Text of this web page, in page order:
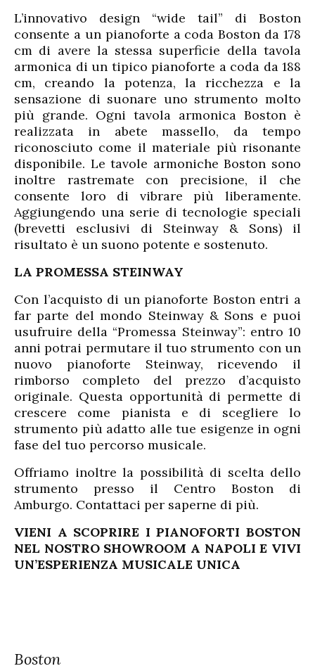
L’innovativo design “wide tail” di Boston
consente a un pianoforte a coda Boston da 178
cm di avere la stessa superficie della tavola
armonica di un tipico pianoforte a coda da 188
cm, creando la potenza, la ricchezza e la
sensazione di suonare uno strumento molto
più grande. Ogni tavola armonica Boston è
realizzata in abete massello, da tempo
riconosciuto come il materiale più risonante
disponibile. Le tavole armoniche Boston sono
inoltre rastremate con precisione, il che
consente loro di vibrare più liberamente.
Aggiungendo una serie di tecnologie speciali
(brevetti esclusivi di Steinway & Sons) il
risultato è un suono potente e sostenuto.
LA PROMESSA STEINWAY
Con l’acquisto di un pianoforte Boston entri a
far parte del mondo Steinway & Sons e puoi
usufruire della “Promessa Steinway”: entro 10
anni potrai permutare il tuo strumento con un
nuovo pianoforte Steinway, ricevendo il
rimborso completo del prezzo d’acquisto
originale. Questa opportunità di permette di
crescere come pianista e di scegliere lo
strumento più adatto alle tue esigenze in ogni
fase del tuo percorso musicale.
Offriamo inoltre la possibilità di scelta dello
strumento presso il Centro Boston di
Amburgo. Contattaci per saperne di più.
VIENI A SCOPRIRE I PIANOFORTI BOSTON
NEL NOSTRO SHOWROOM A NAPOLI E VIVI
UN’ESPERIENZA MUSICALE UNICA
Boston